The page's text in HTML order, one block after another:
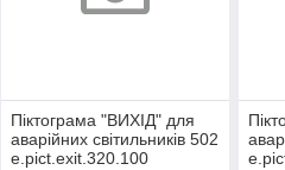
Піктограма "ВИХІД" для
аварійних світильників 502
e.pict.exit.320.100